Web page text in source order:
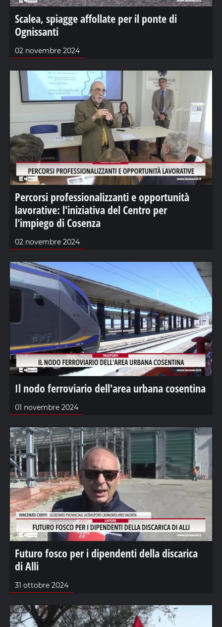
Scalea, spiagge affollate per il ponte di
Ognissanti
02 novembre 2024
Percorsi professionalizzanti e opportunità
lavorative: l'iniziativa del Centro per
l'impiego di Cosenza
02 novembre 2024
Il nodo ferroviario dell'area urbana cosentina
01 novembre 2024
Futuro fosco per i dipendenti della discarica
di Alli
31 ottobre 2024